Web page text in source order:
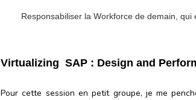
Responsabiliser la Workforce de demain, qui
Virtualizing SAP : Design and
Pour cette session en petit groupe, je me